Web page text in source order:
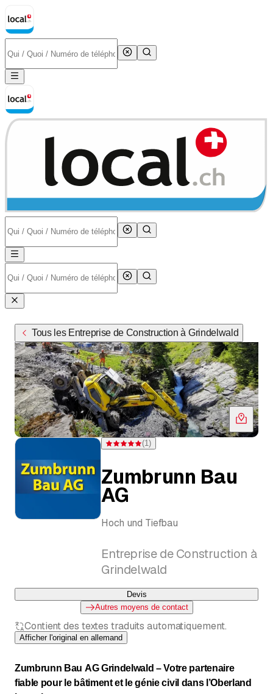
Tous les Entreprise de Construction à Grindelwald
Note 5 sur 5 étoiles pour d'une évaluation
(1)
Zumbrunn Bau
AG
Hoch und Tiefbau
Entreprise de Construction à
Grindelwald
Devis
Autres moyens de contact
Contient des textes traduits automatiquement.
Afficher l'original en allemand
Zumbrunn Bau AG Grindelwald – Votre partenaire
fiable pour le bâtiment et le génie civil dans l’Oberland